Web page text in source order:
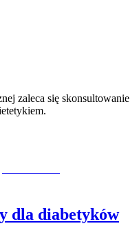
zaleca się skonsultowanie
dla diabetyków